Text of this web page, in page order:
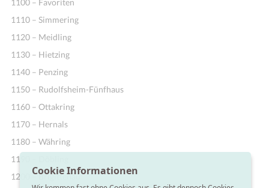
1100 – Favoriten
1110 – Simmering
1120 – Meidling
1130 – Hietzing
1140 – Penzing
1150 – Rudolfsheim-Fünfhaus
1160 – Ottakring
1170 – Hernals
1180 – Währing
1190 – Döbling
1200 – Brigittenau
Cookie Informationen